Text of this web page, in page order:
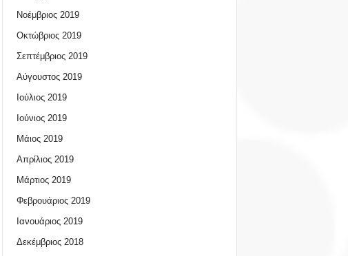
Νοέμβριος 2019
Οκτώβριος 2019
Σεπτέμβριος 2019
Αύγουστος 2019
Ιούλιος 2019
Ιούνιος 2019
Μάιος 2019
Απρίλιος 2019
Μάρτιος 2019
Φεβρουάριος 2019
Ιανουάριος 2019
Δεκέμβριος 2018